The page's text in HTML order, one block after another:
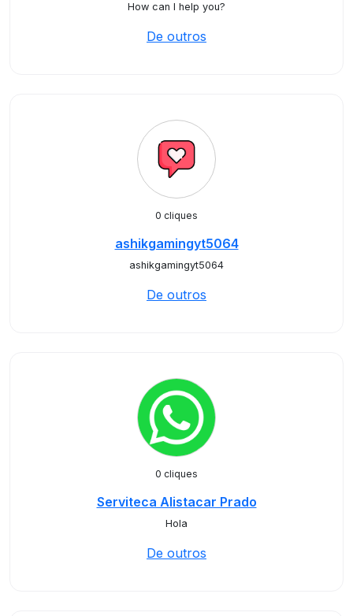
How can I help you?
De outros
0 cliques
ashikgamingyt5064
ashikgamingyt5064
De outros
0 cliques
Serviteca Alistacar Prado
Hola
De outros